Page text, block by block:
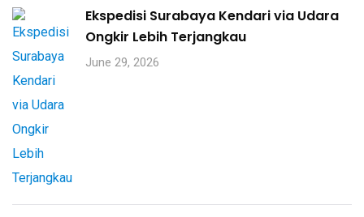
Ekspedisi Surabaya Kendari via Udara
Ongkir Lebih Terjangkau
June 29, 2026